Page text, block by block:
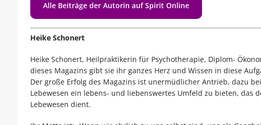
Alle Beiträge der Autorin auf Spirit Online
Heike Schonert
Heike Schonert, Heilpraktikerin für Psychotherapie, Diplom-
dieses Magazins gibt sie ihr ganzes Herz und Wissen in diese
Der große Erfolg des Magazins ist unermüdlicher Antrieb, dazu
Lebewesen ein lebens- und liebenswertes Umfeld zu bieten, das
Lebewesen dient.